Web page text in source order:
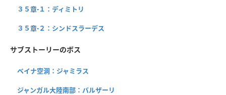
３５章-１：ディミトリ
３５章-２：シンドスラーデス
サブストーリーのボス
ベイナ空洞：ジャミラス
ジャンガル大陸南部：バルザーリ